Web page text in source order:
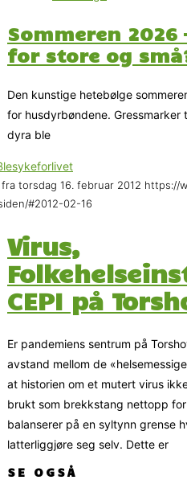
Sommeren 2026
for store og
Den kunstige hetebølge
for husdyrbøndene.
dyra ble
fra torsdag 16. februar 2012 https://
#2012-02-16
Virus,
CEPI på
Er pandemiens sentrum på
avstand mellom de
at historien om et mutert virus
brukt som brekkstang nettopp
balanserer på en syltynn grense
latterliggjøre seg selv. Dette er
SE OGSÅ